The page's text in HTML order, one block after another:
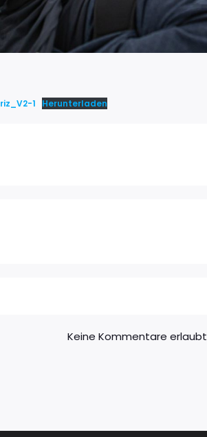
1 Herunterladen
Keine Kommentare erlaubt